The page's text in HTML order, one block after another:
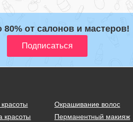
80% от салонов и мастеров!
красоты
Окрашивание волос
Перманентный макияж